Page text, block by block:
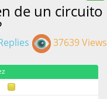
de un circuito
37639 Views